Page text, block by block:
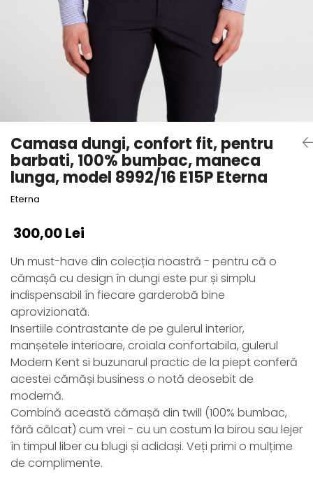
Camasa dungi, confort fit, pentru
barbati, 100% bumbac, maneca
lunga, model 8992/16 E15P Eterna
Eterna
300,00 Lei
Un must-have din colecția noastră - pentru că o
cămașă cu design în dungi este pur și simplu
indispensabil în fiecare garderobă bine
aprovizionată.
Insertiile contrastante de pe gulerul interior,
manșetele interioare, croiala confortabila, gulerul
Modern Kent si buzunarul practic de la piept conferă
acestei cămăși business o notă deosebit de
modernă.
Combină această cămașă din twill (100% bumbac,
fără călcat) cum vrei - cu un costum la birou sau lejer
în timpul liber cu blugi și adidași. Veți primi o mulțime
de complimente.